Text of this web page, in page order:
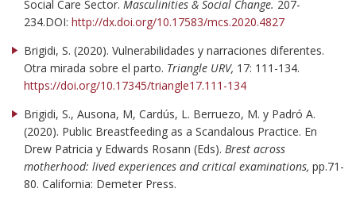
Social Care Sector. Masculinities & Social Change. 207-
234.DOI: http://dx.doi.org/10.17583/mcs.2020.4827
Brigidi, S. (2020). Vulnerabilidades y narraciones diferentes.
Otra mirada sobre el parto. Triangle URV, 17: 111-134.
https://doi.org/10.17345/triangle17.111-134
Brigidi, S., Ausona, M, Cardús, L. Berruezo, M. y Padró A.
(2020). Public Breastfeeding as a Scandalous Practice. En
Drew Patricia y Edwards Rosann (Eds). Brest across
motherhood: lived experiences and critical examinations, pp.71-
80. California: Demeter Press.